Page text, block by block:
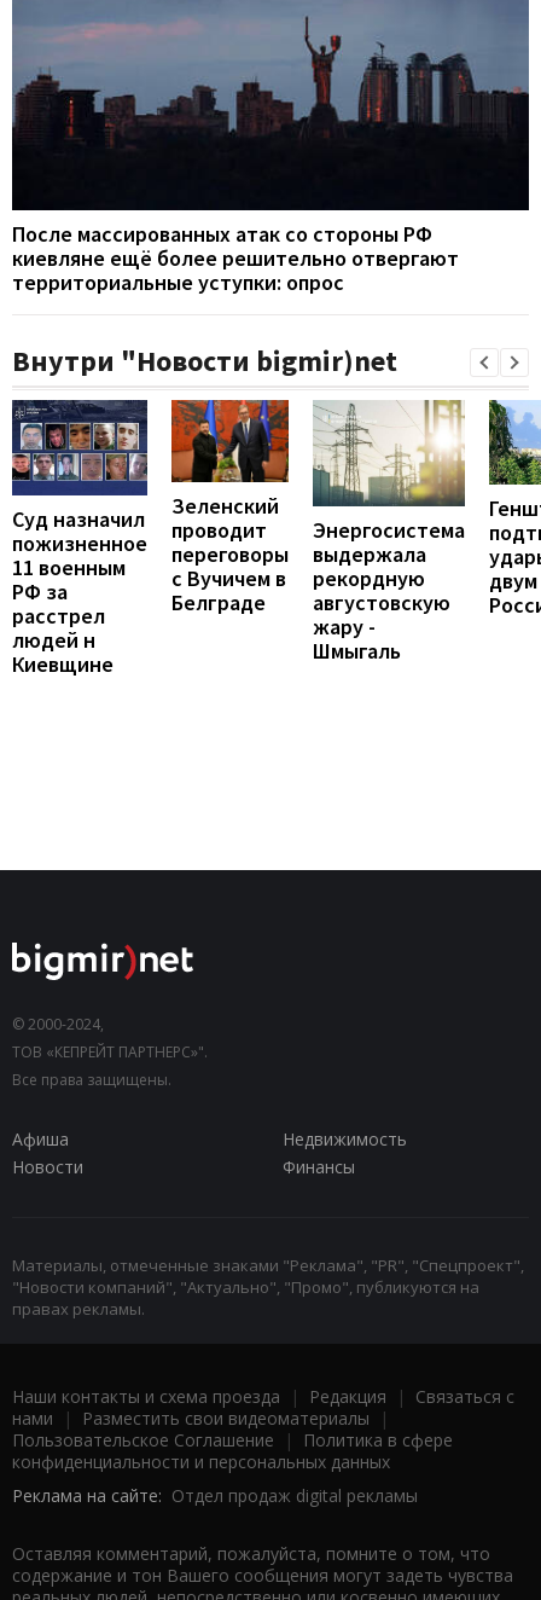
После массированных атак со стороны РФ
киевляне ещё более решительно отвергают
территориальные уступки: опрос
Внутри "Новости bigmir)net
Суд назначил
пожизненное
11 военным
РФ за
расстрел
людей н
Киевщине
Зеленский
проводит
переговоры
с Вучичем в
Белграде
Энергосистема
выдержала
рекордную
августовскую
жару -
Шмыгаль
© 2000-2024,
ТОВ «КЕПРЕЙТ ПАРТНЕРС»".
Все права защищены.
Афиша
Недвижимость
Новости
Финансы
Материалы, отмеченные знаками "Реклама", "PR", "Спецпроект",
"Новости компаний", "Актуально", "Промо", публикуются на
правах рекламы.
Наши контакты и схема проезда | Редакция | Связаться с
нами | Разместить свои видеоматериалы |
Пользовательское Соглашение |
Политика в сфере
конфиденциальности и персональных данных
Реклама на сайте: Отдел продаж digital рекламы
Оставляя комментарий, пожалуйста, помните о том, что
содержание и тон Вашего сообщения могут задеть чувства